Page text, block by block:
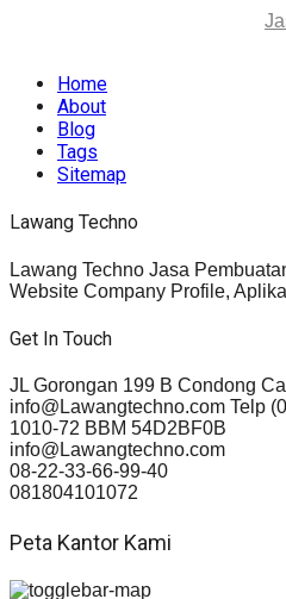
Home
About
Blog
Tags
Sitemap
Lawang Techno
Lawang Techno Jasa
Website Company Profile,
Get In Touch
JL Gorongan 199 B Condong
info@Lawangtechno.com Telp
1010-72 BBM 54D2BF0B
info@Lawangtechno.com
08-22-33-66-99-40
081804101072
Peta Kantor Kami